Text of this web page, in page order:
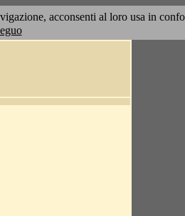
acconsenti al loro usa in